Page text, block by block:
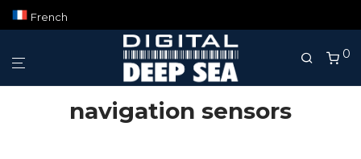
French
0
navigation sensors